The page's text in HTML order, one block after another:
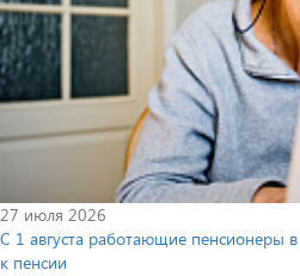
27 июля 2026
С 1 августа работающие пенсионеры в
к пенсии